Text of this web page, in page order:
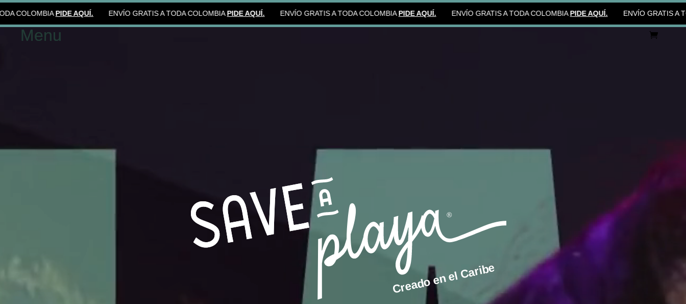
PIDE AQUÍ. ENVÍO GRATIS A TODA COLOMBIAPIDE AQUÍ. ENVÍO GRATIS A TODA COLOMBIAPIDE AQUÍ. ENVÍO GRATIS A TODA COLOMBIAPIDE AQUÍ. ENVÍO GRATIS A TODA
Creado en el Caribe
®